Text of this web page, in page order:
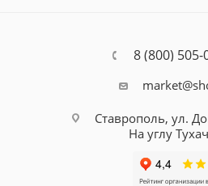
8 (800) 505-
Ставрополь, ул.
На углу